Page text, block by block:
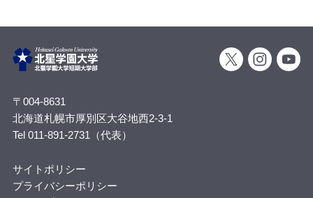
〒004-8631
北海道札幌市厚別区大谷地西2-3-1
Tel 011-891-2731（代表）
サイトポリシー
プライバシーポリシー